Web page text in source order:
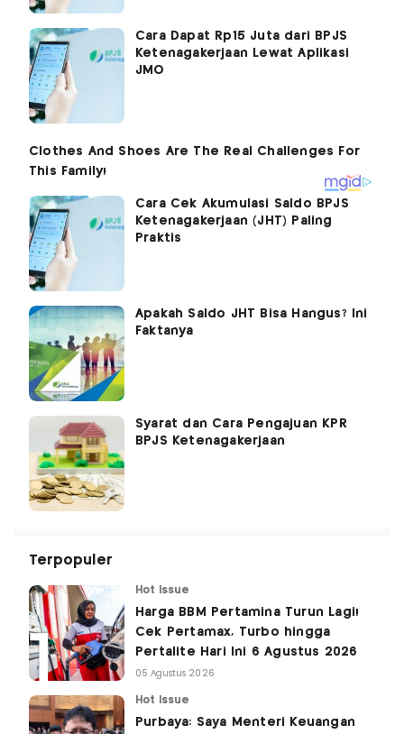
Cara Dapat Rp15 Juta dari BPJS
Ketenagakerjaan Lewat Aplikasi
JMO
Cara Cek Akumulasi Saldo BPJS
Ketenagakerjaan (JHT) Paling
Praktis
Apakah Saldo JHT Bisa Hangus? Ini
Faktanya
Syarat dan Cara Pengajuan KPR
BPJS Ketenagakerjaan
Terpopuler
Hot Issue
Harga BBM Pertamina Turun Lagi!
Cek Pertamax, Turbo hingga
Pertalite Hari Ini 6 Agustus 2026
05 Agustus 2026
Hot Issue
Purbaya: Saya Menteri Keuangan